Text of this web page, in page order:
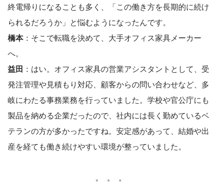
終電帰りになることも多く、「この働き方を長期的に続け
られるだろうか」と悩むようになったんです。
橋本：そこで転職を決めて、大手オフィス家具メーカー
へ。
益田 ：はい。オフィス家具の営業アシスタントとして、受
発注管理や見積もり対応、顧客からの問い合わせなど、多
岐にわたる事務業務を行っていました。学校や官公庁にも
製品を納める企業だったので、社内には長く勤めているベ
テランの方が多かったですね。安定感があって、結婚や出
産を経ても働き続けやすい環境が整っていました。